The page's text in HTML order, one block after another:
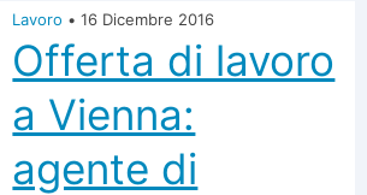
Lavoro • 16 Dicembre 2016
Offerta di lavoro
a Vienna:
agente di